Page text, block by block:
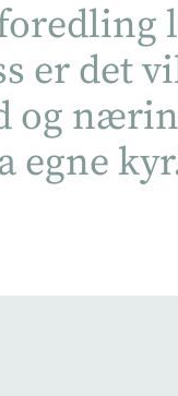
er det
og
egne